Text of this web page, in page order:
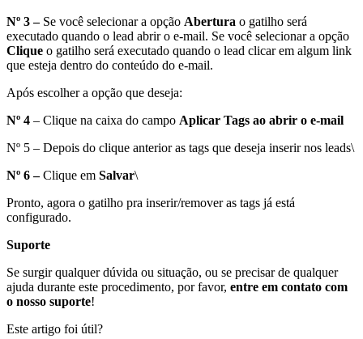
Nº 3 –Se você selecionar a opção Abertura o gatilho será
executado quando o lead abrir o e-mail. Se você selecionar a opção
Clique o gatilho será executado quando o lead clicar em algum link
que esteja dentro do conteúdo do e-mail.
Após escolher a opção que deseja:
Nº 4 – Clique na caixa do campo Aplicar Tags ao abrir o e-mail
Nº 5 – Depois do clique anterior as tags que deseja inserir nos leads\
Nº 6 –Clique em Salvar\
Pronto, agora o gatilho pra inserir/remover as tags já está
configurado.
Suporte
Se surgir qualquer dúvida ou situação, ou se precisar de qualquer
ajuda durante este procedimento, por favor, entre em contato com
o nosso suporte!
Este artigo foi útil?